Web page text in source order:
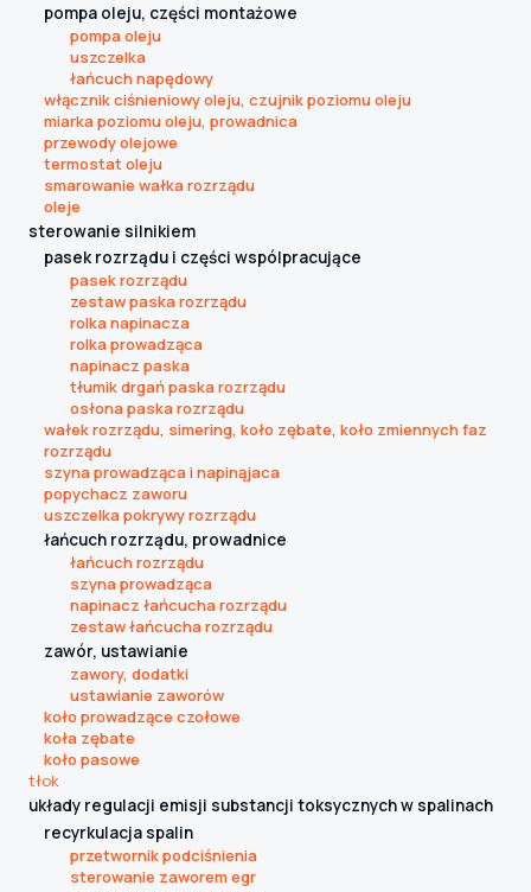
pompa oleju, części montażowe
pompa oleju
uszczelka
łańcuch napędowy
włącznik ciśnieniowy oleju, czujnik poziomu oleju
miarka poziomu oleju, prowadnica
przewody olejowe
termostat oleju
smarowanie wałka rozrządu
oleje
sterowanie silnikiem
pasek rozrządu i części wspólpracujące
pasek rozrządu
zestaw paska rozrządu
rolka napinacza
rolka prowadząca
napinacz paska
tłumik drgań paska rozrządu
osłona paska rozrządu
wałek rozrządu, simering, koło zębate, koło zmiennych faz
rozrządu
szyna prowadząca i napinąjaca
popychacz zaworu
uszczelka pokrywy rozrządu
łańcuch rozrządu, prowadnice
łańcuch rozrządu
szyna prowadząca
napinacz łańcucha rozrządu
zestaw łańcucha rozrządu
zawór, ustawianie
zawory, dodatki
ustawianie zaworów
koło prowadzące czołowe
koła zębate
koło pasowe
tłok
układy regulacji emisji substancji toksycznych w spalinach
recyrkulacja spalin
przetwornik podciśnienia
sterowanie zaworem egr